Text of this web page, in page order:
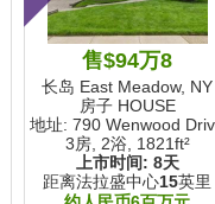
售$94万8
长岛 East Meadow, NY
房子 HOUSE
地址: 790 Wenwood
3房, 2浴, 1821ft²
上市时间: 8天
距离法拉盛中心15英里